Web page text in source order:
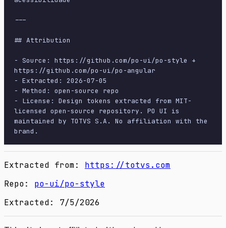
Extracted from: https://totvs.com
Repo: po-ui/po-style
Extracted: 7/5/2026